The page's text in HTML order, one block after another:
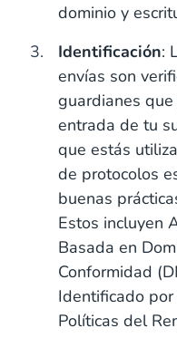
dominio y
Identificación:
envías son
guardianes
entrada de tu
que estás
de protocolos
buenas
Estos incluyen
Basada en
Conformidad
Identificado
Políticas del